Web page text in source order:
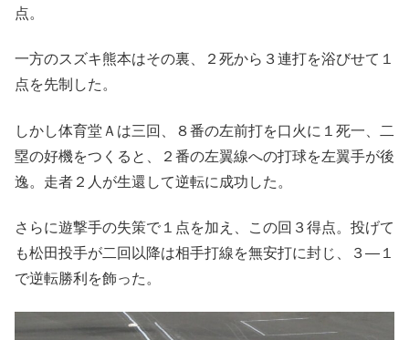
点。
一方のスズキ熊本はその裏、２死から３連打を浴びせて１
点を先制した。
しかし体育堂Ａは三回、８番の左前打を口火に１死一、二
塁の好機をつくると、２番の左翼線への打球を左翼手が後
逸。走者２人が生還して逆転に成功した。
さらに遊撃手の失策で１点を加え、この回３得点。投げて
も松田投手が二回以降は相手打線を無安打に封じ、３―１
で逆転勝利を飾った。